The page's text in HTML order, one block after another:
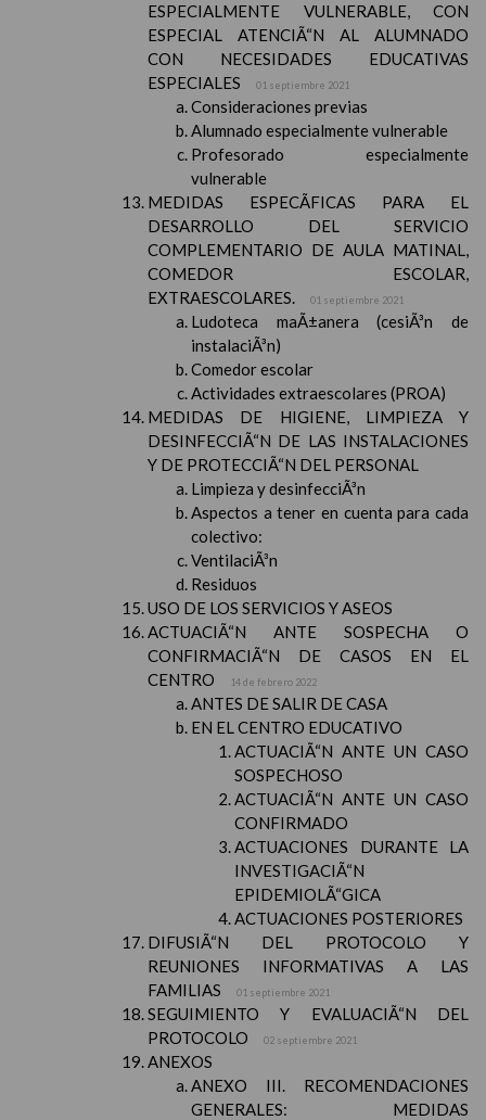
ESPECIALMENTE VULNERABLE, CON
ESPECIAL ATENCIÃ“N AL ALUMNADO
CON NECESIDADES EDUCATIVAS
ESPECIALES
01 septiembre 2021
Consideraciones previas
Alumnado especialmente vulnerable
Profesorado especialmente
vulnerable
MEDIDAS ESPECÃFICAS PARA EL
DESARROLLO DEL SERVICIO
COMPLEMENTARIO DE AULA MATINAL,
COMEDOR ESCOLAR,
EXTRAESCOLARES.
01 septiembre 2021
Ludoteca maÃ±anera (cesiÃ³n de
instalaciÃ³n)
Comedor escolar
Actividades extraescolares (PROA)
MEDIDAS DE HIGIENE, LIMPIEZA Y
DESINFECCIÃ“N DE LAS INSTALACIONES
Y DE PROTECCIÃ“N DEL PERSONAL
Limpieza y desinfecciÃ³n
Aspectos a tener en cuenta para cada
colectivo:
VentilaciÃ³n
Residuos
USO DE LOS SERVICIOS Y ASEOS
ACTUACIÃ“N ANTE SOSPECHA O
CONFIRMACIÃ“N DE CASOS EN EL
CENTRO
14 de febrero 2022
ANTES DE SALIR DE CASA
EN EL CENTRO EDUCATIVO
ACTUACIÃ“N ANTE UN CASO
SOSPECHOSO
ACTUACIÃ“N ANTE UN CASO
CONFIRMADO
ACTUACIONES DURANTE LA
INVESTIGACIÃ“N
EPIDEMIOLÃ“GICA
ACTUACIONES POSTERIORES
DIFUSIÃ“N DEL PROTOCOLO Y
REUNIONES INFORMATIVAS A LAS
FAMILIAS
01 septiembre 2021
SEGUIMIENTO Y EVALUACIÃ“N DEL
PROTOCOLO
02 septiembre 2021
ANEXOS
ANEXO III. RECOMENDACIONES
GENERALES: MEDIDAS